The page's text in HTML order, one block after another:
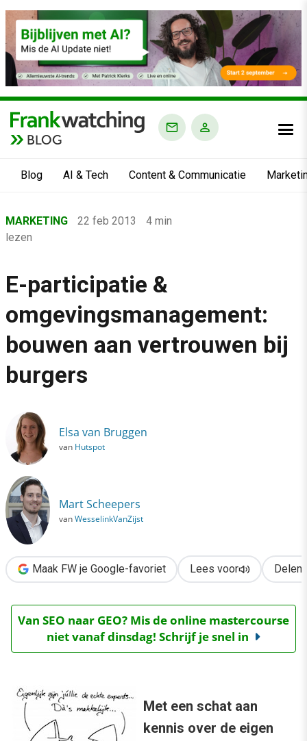
BLOG
Blog AI & Tech Content & Communicatie
›
Marketing
›
E-participatie & omgevingsmanagement: bouwen aan
MARKETING 22 feb 2013
4 min
lezen
E-participatie &
omgevingsmanagement:
bouwen aan vertrouwen bij
burgers
Elsa van Bruggen
van Hutspot
Mart Scheepers
vanWesselinkVanZijst
Maak FW je Google-favoriet Lees voor Delen
Van SEO naar GEO? Mis de online mastercourse
niet vanaf dinsdag! Schrijf je snel in
Met een schat aan
kennis over de eigen